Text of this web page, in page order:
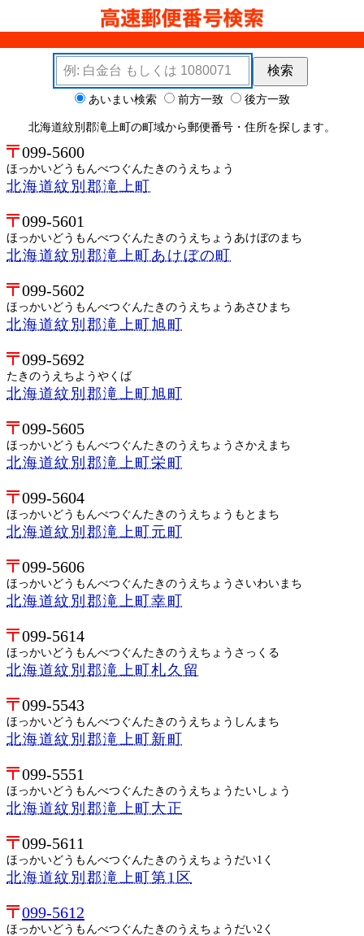
検索キーワード
検索
検索オプション あいまい検索 前方一致 後方一致
北海道紋別郡滝上町の町域から郵便番号・住所を探します。
099-5600
ほっかいどうもんべつぐんたきのうえちょう
北海道紋別郡滝上町
099-5601
ほっかいどうもんべつぐんたきのうえちょうあけぼのまち
北海道紋別郡滝上町あけぼの町
099-5602
ほっかいどうもんべつぐんたきのうえちょうあさひまち
北海道紋別郡滝上町旭町
099-5692
たきのうえちようやくば
北海道紋別郡滝上町旭町
099-5605
ほっかいどうもんべつぐんたきのうえちょうさかえまち
北海道紋別郡滝上町栄町
099-5604
ほっかいどうもんべつぐんたきのうえちょうもとまち
北海道紋別郡滝上町元町
099-5606
ほっかいどうもんべつぐんたきのうえちょうさいわいまち
北海道紋別郡滝上町幸町
099-5614
ほっかいどうもんべつぐんたきのうえちょうさっくる
北海道紋別郡滝上町札久留
099-5543
ほっかいどうもんべつぐんたきのうえちょうしんまち
北海道紋別郡滝上町新町
099-5551
ほっかいどうもんべつぐんたきのうえちょうたいしょう
北海道紋別郡滝上町大正
099-5611
ほっかいどうもんべつぐんたきのうえちょうだい1く
北海道紋別郡滝上町第1区
099-5612
ほっかいどうもんべつぐんたきのうえちょうだい2く